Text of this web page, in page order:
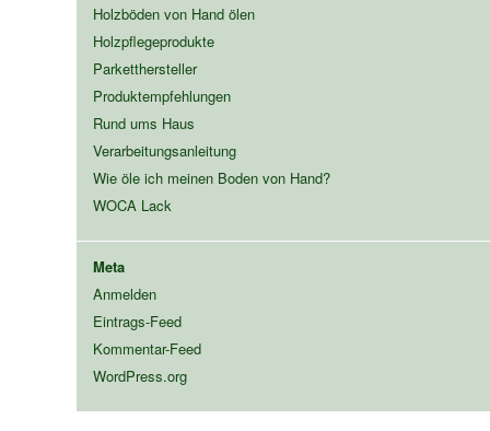
Holzböden von Hand ölen
Holzpflegeprodukte
Parketthersteller
Produktempfehlungen
Rund ums Haus
Verarbeitungsanleitung
Wie öle ich meinen Boden von Hand?
WOCA Lack
Meta
Anmelden
Eintrags-Feed
Kommentar-Feed
WordPress.org